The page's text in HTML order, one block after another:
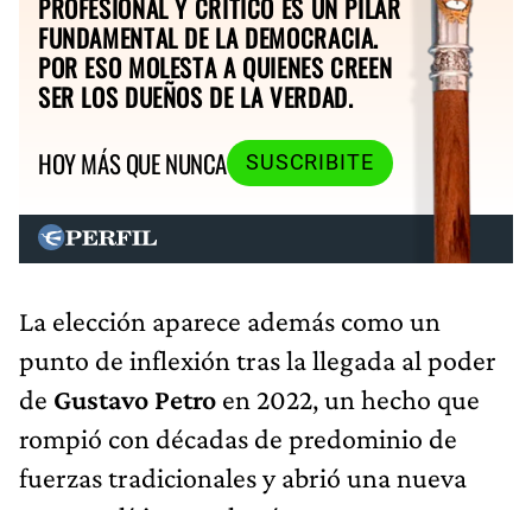
FUNDAMENTAL DE LA DEMOCRACIA.
POR ESO MOLESTA A QUIENES CREEN
SER LOS DUEÑOS DE LA VERDAD.
HOY MÁS QUE NUNCA
SUSCRIBITE
La elección aparece además como un
punto de inflexión tras la llegada al poder
de Gustavo Petro en 2022, un hecho que
rompió con décadas de predominio de
fuerzas tradicionales y abrió una nueva